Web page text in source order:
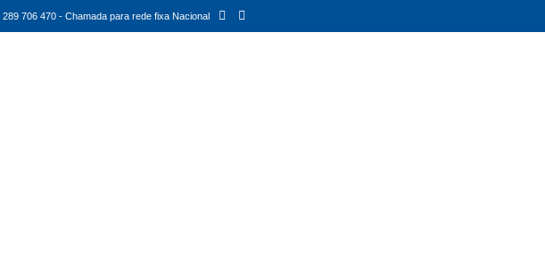
289 706 470 - Chamada para rede fixa Nacional